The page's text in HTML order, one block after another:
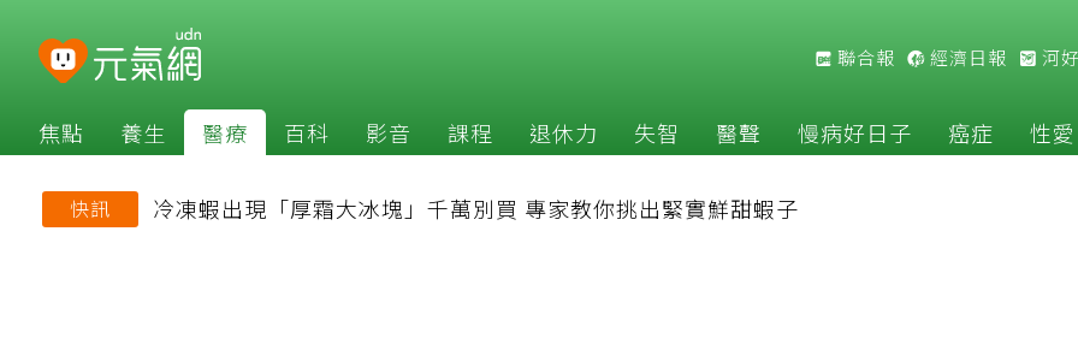
聯合報 經濟日報 河
焦點 養生 醫療 百科 影音 課程 退休力 失智 醫聲 慢病好日子 癌症 性愛
快訊 冷凍蝦出現「厚霜大冰塊」千萬別買 專家教你挑出緊實鮮甜蝦子